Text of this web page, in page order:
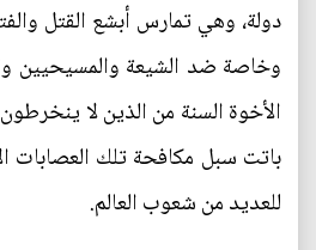
دولة، وهي تمارس أبشع القتل
وخاصة ضد الشيعة والمسيحيين
الأخوة السنة من الذين لا
باتت سبل مكافحة تلك العصابات
للعديد من شعوب العالم.